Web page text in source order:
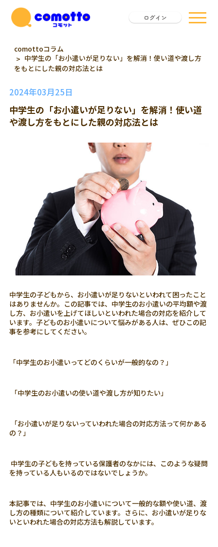
ログイン
comottoコラム
中学生の「お小遣いが足りない」を解消！使い道や渡し方
をもとにした親の対応法とは
2024年03月25日
中学生の「お小遣いが足りない」を解消！使い道
や渡し方をもとにした親の対応法とは
中学生の子どもから、お小遣いが足りないといわれて困ったこと
はありませんか。この記事では、中学生のお小遣いの平均額や渡
し方、お小遣いを上げてほしいといわれた場合の対応を紹介して
います。子どものお小遣いについて悩みがある人は、ぜひこの記
事を参考にしてください。
「中学生のお小遣いってどのくらいが一般的なの？」
「中学生のお小遣いの使い道や渡し方が知りたい」
「お小遣いが足りないっていわれた場合の対応方法って何かある
の？」
中学生の子どもを持っている保護者のなかには、このような疑問
を持っている人もいるのではないでしょうか。
本記事では、中学生のお小遣いについて一般的な額や使い道、渡
し方の種類について紹介しています。さらに、お小遣いが足りな
いといわれた場合の対応方法も解説しています。